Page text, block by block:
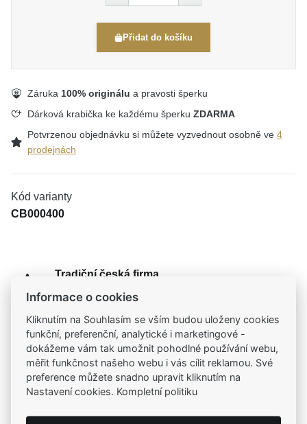
Přidat do košíku
Záruka 100% originálu a pravosti šperku
Dárková krabička ke každému šperku ZDARMA
Potvrzenou objednávku si můžete vyzvednout osobně ve 4
prodejnách
Kód varianty
CB000400
Tradiční česká firma
Široký výběr produktů
Na našem e-shopu máte výběr z tisíců šperků
Garance vysoké kvality
Certifikáty původu a kvality k vybraným šperkům
Informace o cookies
Kliknutím na Souhlasím se vším budou uloženy cookies
funkční, preferenční, analytické i marketingové -
dokážeme vám tak umožnit pohodlné používání webu,
měřit funkčnost našeho webu i vás cílit reklamou. Své
preference můžete snadno upravit kliknutím na
Nastavení cookies. Kompletní politiku